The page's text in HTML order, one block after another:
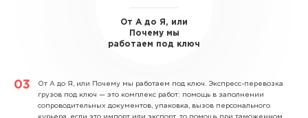
От А до Я, или
Почему мы
работаем под ключ
От А до Я, или Почему мы работаем под ключ. Экспресс-перевозка
грузов под ключ — это комплекс работ: помощь в заполнении
сопроводительных документов, упаковка, вызов персонального